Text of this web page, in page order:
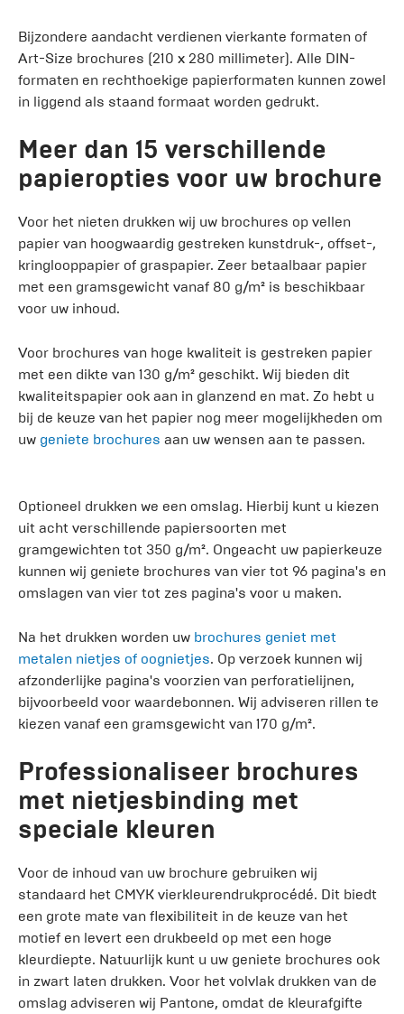
Bijzondere aandacht verdienen vierkante formaten of
Art-Size brochures (210 x 280 millimeter). Alle DIN-
formaten en rechthoekige papierformaten kunnen zowel
in liggend als staand formaat worden gedrukt.
Meer dan 15 verschillende
papieropties voor uw brochure
Voor het nieten drukken wij uw brochures op vellen
papier van hoogwaardig gestreken kunstdruk-, offset-,
kringlooppapier of graspapier. Zeer betaalbaar papier
met een gramsgewicht vanaf 80 g/m² is beschikbaar
voor uw inhoud.
Voor brochures van hoge kwaliteit is gestreken papier
met een dikte van 130 g/m² geschikt. Wij bieden dit
kwaliteitspapier ook aan in glanzend en mat. Zo hebt u
bij de keuze van het papier nog meer mogelijkheden om
uw geniete brochures aan uw wensen aan te passen.
Optioneel drukken we een omslag. Hierbij kunt u kiezen
uit acht verschillende papiersoorten met
gramgewichten tot 350 g/m². Ongeacht uw papierkeuze
kunnen wij geniete brochures van vier tot 96 pagina's en
omslagen van vier tot zes pagina's voor u maken.
Na het drukken worden uw brochures geniet met
metalen nietjes of oognietjes. Op verzoek kunnen wij
afzonderlijke pagina's voorzien van perforatielijnen,
bijvoorbeeld voor waardebonnen. Wij adviseren rillen te
kiezen vanaf een gramsgewicht van 170 g/m².
Professionaliseer brochures
met nietjesbinding met
speciale kleuren
Voor de inhoud van uw brochure gebruiken wij
standaard het CMYK vierkleurendrukprocédé. Dit biedt
een grote mate van flexibiliteit in de keuze van het
motief en levert een drukbeeld op met een hoge
kleurdiepte. Natuurlijk kunt u uw geniete brochures ook
in zwart laten drukken. Voor het volvlak drukken van de
omslag adviseren wij Pantone, omdat de kleurafgifte